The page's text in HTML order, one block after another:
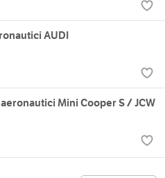
AUDI
Mini Cooper S / JCW